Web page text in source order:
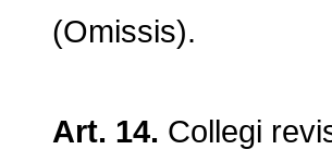
(Omissis).
Art. 14. Collegi